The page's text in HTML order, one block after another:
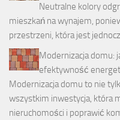
Neutralne kolory
mieszkań na wynajem,
przestrzeni, która jest
Modernizacja domu:
efektywność
Modernizacja domu to nie
wszystkim inwestycja, która
nieruchomości i poprawić